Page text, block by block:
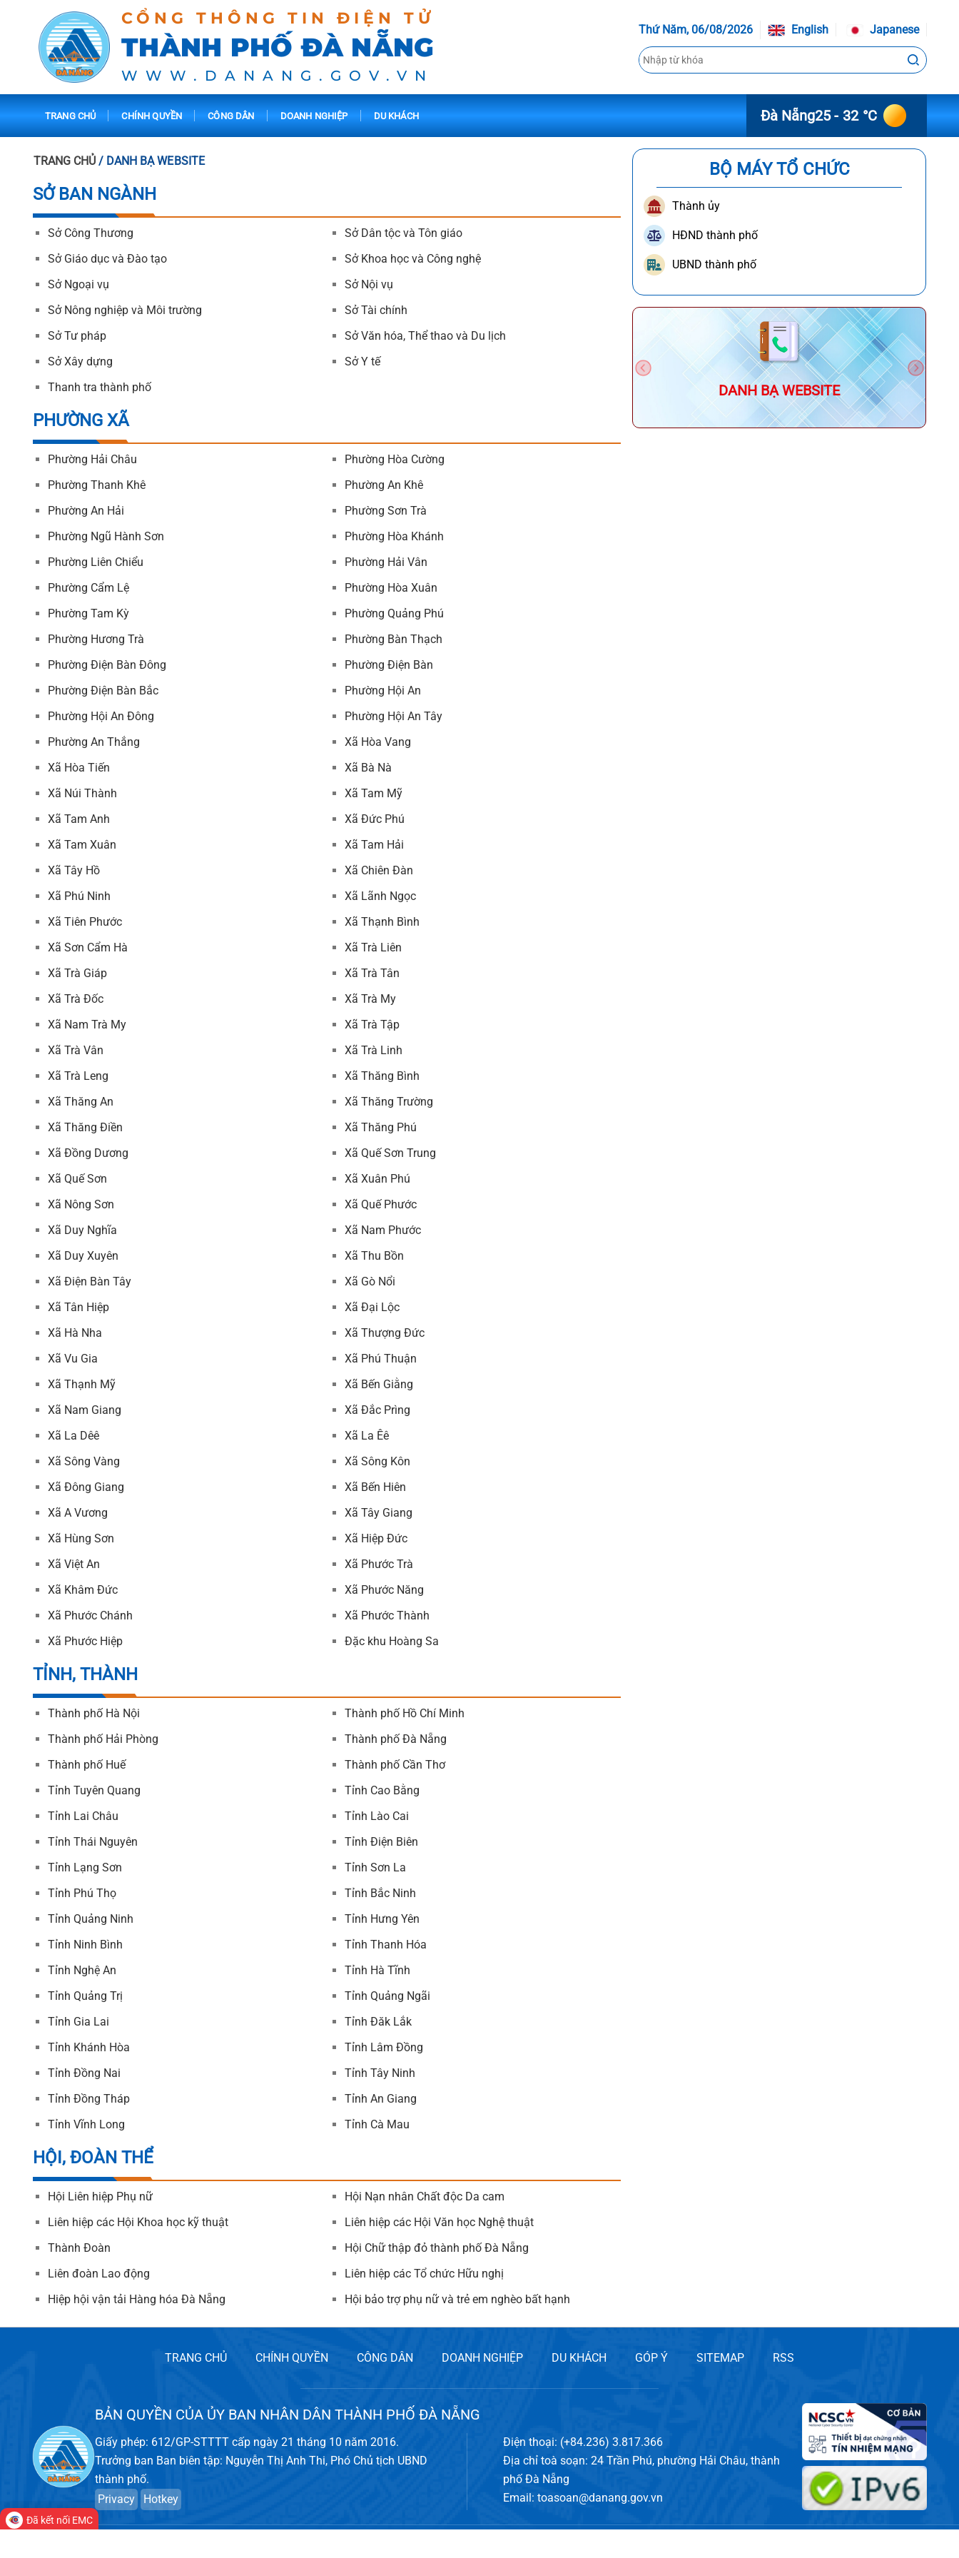
CỔNG THÔNG TIN ĐIỆN TỬ
THÀNH PHỐ ĐÀ NẴNG
WWW.DANANG.GOV.VN
Thứ Năm, 06/08/2026 English Japanese
TRANG CHỦ CHÍNH QUYỀN CÔNG DÂN DOANH NGHIỆP DU KHÁCH Đà Nẵng25 - 32 °C
TRANG CHỦ / DANH BẠ WEBSITE
SỞ BAN NGÀNH
Sở Công Thương
Sở Dân tộc và Tôn giáo
Sở Giáo dục và Đào tạo
Sở Khoa học và Công nghệ
Sở Ngoại vụ
Sở Nội vụ
Sở Nông nghiệp và Môi trường
Sở Tài chính
Sở Tư pháp
Sở Văn hóa, Thể thao và Du lịch
Sở Xây dựng
Sở Y tế
Thanh tra thành phố
PHƯỜNG XÃ
Phường Hải Châu
Phường Hòa Cường
Phường Thanh Khê
Phường An Khê
Phường An Hải
Phường Sơn Trà
Phường Ngũ Hành Sơn
Phường Hòa Khánh
Phường Liên Chiểu
Phường Hải Vân
Phường Cẩm Lệ
Phường Hòa Xuân
Phường Tam Kỳ
Phường Quảng Phú
Phường Hương Trà
Phường Bàn Thạch
Phường Điện Bàn Đông
Phường Điện Bàn
Phường Điện Bàn Bắc
Phường Hội An
Phường Hội An Đông
Phường Hội An Tây
Phường An Thắng
Xã Hòa Vang
Xã Hòa Tiến
Xã Bà Nà
Xã Núi Thành
Xã Tam Mỹ
Xã Tam Anh
Xã Đức Phú
Xã Tam Xuân
Xã Tam Hải
Xã Tây Hồ
Xã Chiên Đàn
Xã Phú Ninh
Xã Lãnh Ngọc
Xã Tiên Phước
Xã Thạnh Bình
Xã Sơn Cẩm Hà
Xã Trà Liên
Xã Trà Giáp
Xã Trà Tân
Xã Trà Đốc
Xã Trà My
Xã Nam Trà My
Xã Trà Tập
Xã Trà Vân
Xã Trà Linh
Xã Trà Leng
Xã Thăng Bình
Xã Thăng An
Xã Thăng Trường
Xã Thăng Điền
Xã Thăng Phú
Xã Đồng Dương
Xã Quế Sơn Trung
Xã Quế Sơn
Xã Xuân Phú
Xã Nông Sơn
Xã Quế Phước
Xã Duy Nghĩa
Xã Nam Phước
Xã Duy Xuyên
Xã Thu Bồn
Xã Điện Bàn Tây
Xã Gò Nổi
Xã Tân Hiệp
Xã Đại Lộc
Xã Hà Nha
Xã Thượng Đức
Xã Vu Gia
Xã Phú Thuận
Xã Thạnh Mỹ
Xã Bến Giằng
Xã Nam Giang
Xã Đắc Prìng
Xã La Dêê
Xã La Êê
Xã Sông Vàng
Xã Sông Kôn
Xã Đông Giang
Xã Bến Hiên
Xã A Vương
Xã Tây Giang
Xã Hùng Sơn
Xã Hiệp Đức
Xã Việt An
Xã Phước Trà
Xã Khâm Đức
Xã Phước Năng
Xã Phước Chánh
Xã Phước Thành
Xã Phước Hiệp
Đặc khu Hoàng Sa
TỈNH, THÀNH
Thành phố Hà Nội
Thành phố Hồ Chí Minh
Thành phố Hải Phòng
Thành phố Đà Nẵng
Thành phố Huế
Thành phố Cần Thơ
Tỉnh Tuyên Quang
Tỉnh Cao Bằng
Tỉnh Lai Châu
Tỉnh Lào Cai
Tỉnh Thái Nguyên
Tỉnh Điện Biên
Tỉnh Lạng Sơn
Tỉnh Sơn La
Tỉnh Phú Thọ
Tỉnh Bắc Ninh
Tỉnh Quảng Ninh
Tỉnh Hưng Yên
Tỉnh Ninh Bình
Tỉnh Thanh Hóa
Tỉnh Nghệ An
Tỉnh Hà Tĩnh
Tỉnh Quảng Trị
Tỉnh Quảng Ngãi
Tỉnh Gia Lai
Tỉnh Đăk Lắk
Tỉnh Khánh Hòa
Tỉnh Lâm Đồng
Tỉnh Đồng Nai
Tỉnh Tây Ninh
Tỉnh Đồng Tháp
Tỉnh An Giang
Tỉnh Vĩnh Long
Tỉnh Cà Mau
HỘI, ĐOÀN THỂ
Hội Liên hiệp Phụ nữ
Hội Nạn nhân Chất độc Da cam
Liên hiệp các Hội Khoa học kỹ thuật
Liên hiệp các Hội Văn học Nghệ thuật
Thành Đoàn
Hội Chữ thập đỏ thành phố Đà Nẵng
Liên đoàn Lao động
Liên hiệp các Tổ chức Hữu nghị
Hiệp hội vận tải Hàng hóa Đà Nẵng
Hội bảo trợ phụ nữ và trẻ em nghèo bất hạnh
BỘ MÁY TỔ CHỨC
Thành ủy
HĐND thành phố
UBND thành phố
DANH BẠ WEBSITE
Previous Next
TRANG CHỦ CHÍNH QUYỀN CÔNG DÂN DOANH NGHIỆP DU KHÁCH GÓP Ý SITEMAP RSS
BẢN QUYỀN CỦA ỦY BAN NHÂN DÂN THÀNH PHỐ ĐÀ NẴNG
Giấy phép: 612/GP-STTTT cấp ngày 21 tháng 10 năm 2016.
Trưởng ban Ban biên tập: Nguyễn Thị Anh Thi, Phó Chủ tịch UBND
thành phố.
Privacy
Hotkey
Điện thoại: (+84.236) 3.817.366
Địa chỉ toà soạn: 24 Trần Phú, phường Hải Châu, thành
phố Đà Nẵng
Email:toasoan@danang.gov.vn
Đã kết nối EMC